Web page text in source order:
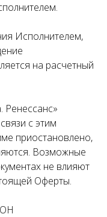
Исполнителем,
на расчетный
Ренессанс»
с этим
приостановлено,
Возможные
не влияют
Оферты.